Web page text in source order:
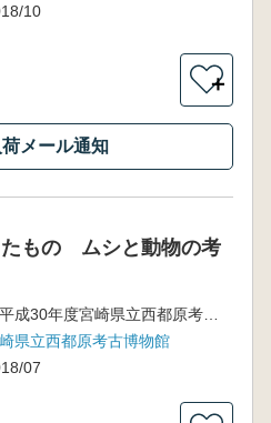
10
＋
メール通知
もの ムシと動物の考
平成30年度宮崎県立西都原考古博物館特別展
県立西都原考古博物館
07